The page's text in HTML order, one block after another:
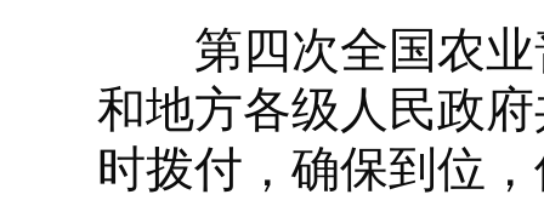
第四次全国农业
和地方各级人民政
时拨付，确保到位